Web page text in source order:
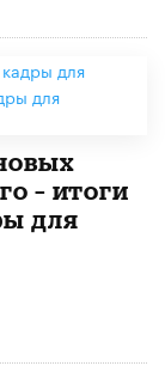
– итоги
для